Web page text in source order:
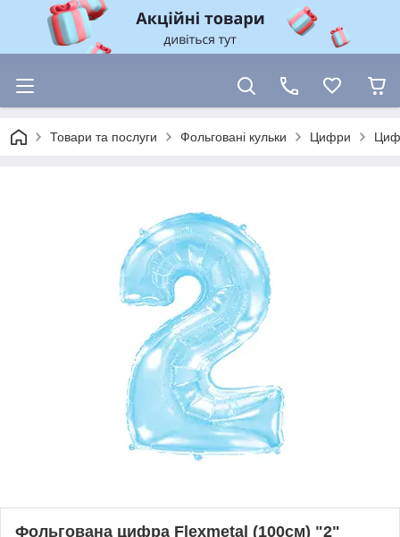
Товари та послуги Фольговані кульки Цифри
Фольгована цифра Flexmetal (100см) "2"